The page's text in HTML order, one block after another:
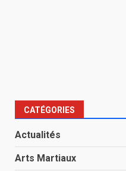
CATÉGORIES
Actualités
Arts Martiaux